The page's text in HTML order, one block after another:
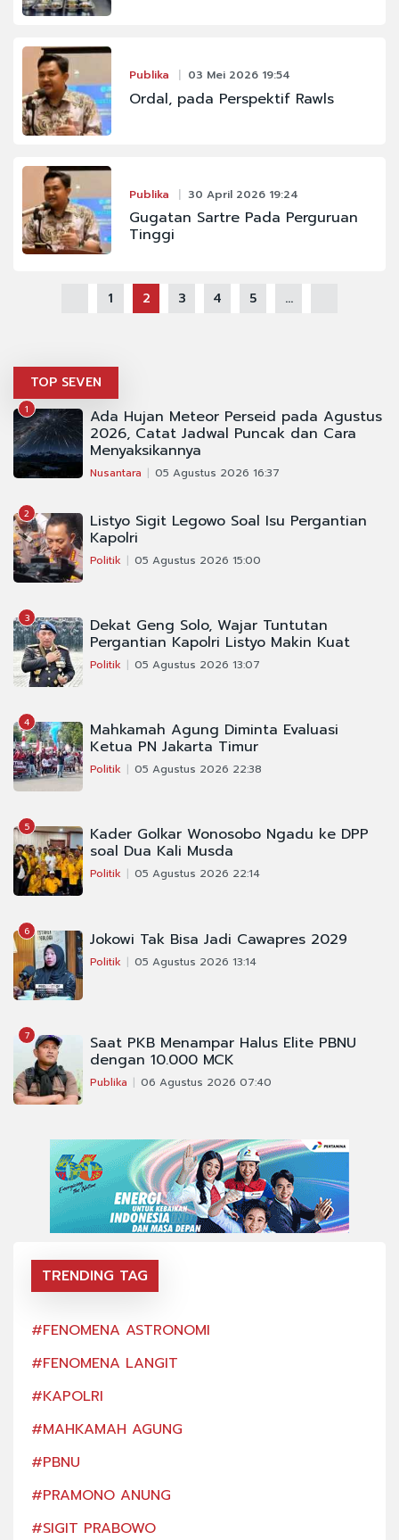
Publika 03 Mei 2026 19:54
Ordal, pada Perspektif Rawls
Publika 30 April 2026 19:24
Gugatan Sartre Pada Perguruan
Tinggi
1 2 3 4 5 ...
TOP SEVEN
1 Ada Hujan Meteor Perseid pada Agustus
2026, Catat Jadwal Puncak dan Cara
Menyaksikannya
Nusantara 05 Agustus 2026 16:37
2 Listyo Sigit Legowo Soal Isu Pergantian
Kapolri
Politik 05 Agustus 2026 15:00
3 Dekat Geng Solo, Wajar Tuntutan
Pergantian Kapolri Listyo Makin Kuat
Politik 05 Agustus 2026 13:07
4 Mahkamah Agung Diminta Evaluasi
Ketua PN Jakarta Timur
Politik 05 Agustus 2026 22:38
5 Kader Golkar Wonosobo Ngadu ke DPP
soal Dua Kali Musda
Politik 05 Agustus 2026 22:14
6 Jokowi Tak Bisa Jadi Cawapres 2029
Politik 05 Agustus 2026 13:14
7 Saat PKB Menampar Halus Elite PBNU
dengan 10.000 MCK
Publika 06 Agustus 2026 07:40
TRENDING TAG
#FENOMENA ASTRONOMI
#FENOMENA LANGIT
#KAPOLRI
#MAHKAMAH AGUNG
#PBNU
#PRAMONO ANUNG
#SIGIT PRABOWO